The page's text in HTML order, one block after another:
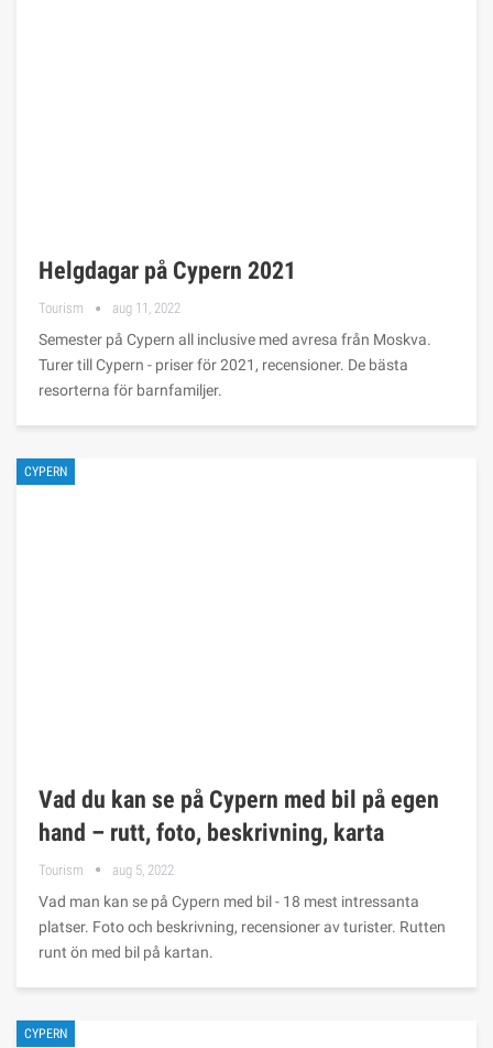
Helgdagar på Cypern 2021
Tourism aug 11, 2022
Semester på Cypern all inclusive med avresa från Moskva.
Turer till Cypern - priser för 2021, recensioner. De bästa
resorterna för barnfamiljer.
CYPERN
Vad du kan se på Cypern med bil på egen
hand – rutt, foto, beskrivning, karta
Tourism aug 5, 2022
Vad man kan se på Cypern med bil - 18 mest intressanta
platser. Foto och beskrivning, recensioner av turister. Rutten
runt ön med bil på kartan.
CYPERN